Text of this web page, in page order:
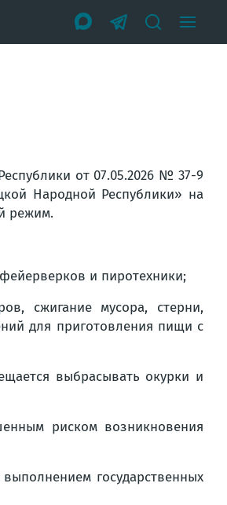
от 07.05.2026 № 37-9
Народной Республики» на
режим.
и пиротехники;
сжигание мусора, стерни,
для приготовления пищи с
выбрасывать окурки и
риском возникновения
государственных